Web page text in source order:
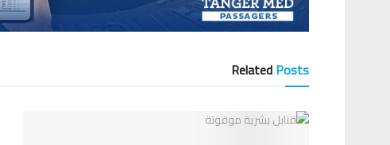
RelatedPosts